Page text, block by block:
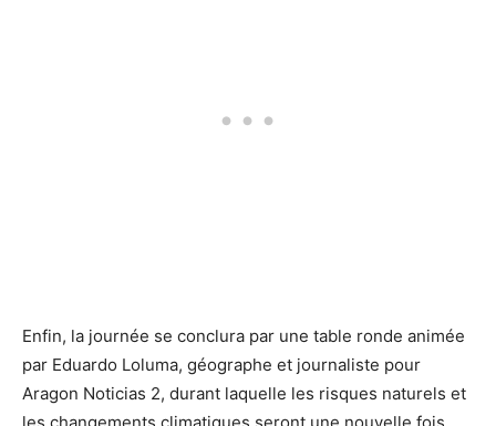
Enfin, la journée se conclura par une table ronde animée
par Eduardo Loluma, géographe et journaliste pour
Aragon Noticias 2, durant laquelle les risques naturels et